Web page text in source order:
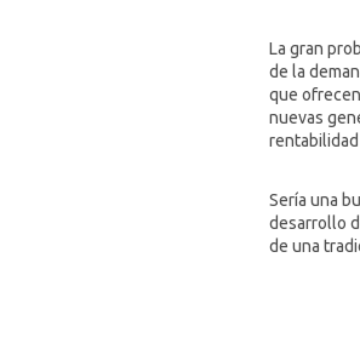
La gran
de la
que
nuevas
Sería una
desarrollo
de una